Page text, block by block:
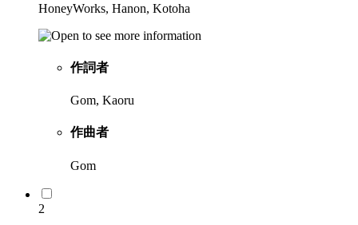
HoneyWorks, Hanon, Kotoha
作詞者
Gom, Kaoru
作曲者
Gom
2